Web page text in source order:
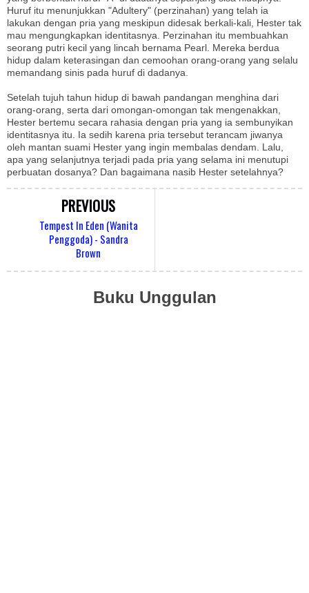
Huruf itu menunjukkan "Adultery" (perzinahan) yang telah ia
lakukan dengan pria yang meskipun didesak berkali-kali, Hester tak
mau mengungkapkan identitasnya. Perzinahan itu membuahkan
seorang putri kecil yang lincah bernama Pearl. Mereka berdua
hidup dalam keterasingan dan cemoohan orang-orang yang selalu
memandang sinis pada huruf di dadanya.
Setelah tujuh tahun hidup di bawah pandangan menghina dari
orang-orang, serta dari omongan-omongan tak mengenakkan,
Hester bertemu secara rahasia dengan pria yang ia sembunyikan
identitasnya itu. Ia sedih karena pria tersebut terancam jiwanya
oleh mantan suami Hester yang ingin membalas dendam. Lalu,
apa yang selanjutnya terjadi pada pria yang selama ini menutupi
perbuatan dosanya? Dan bagaimana nasib Hester setelahnya?
PREVIOUS
Tempest In Eden (Wanita
Penggoda) - Sandra
Brown
Buku Unggulan